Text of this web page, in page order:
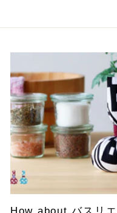
How about バスリエ